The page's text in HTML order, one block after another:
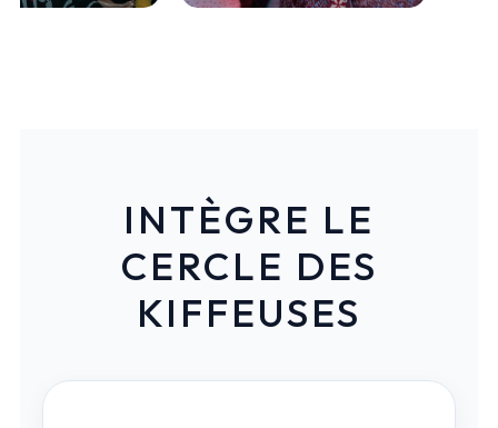
INTÈGRE LE
CERCLE DES
KIFFEUSES